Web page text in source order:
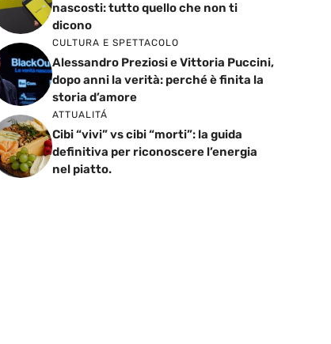
nascosti: tutto quello che non ti
dicono
CULTURA E SPETTACOLO
Alessandro Preziosi e Vittoria Puccini,
dopo anni la verità: perché è finita la
storia d’amore
ATTUALITÁ
Cibi “vivi” vs cibi “morti”: la guida
definitiva per riconoscere l’energia
nel piatto.